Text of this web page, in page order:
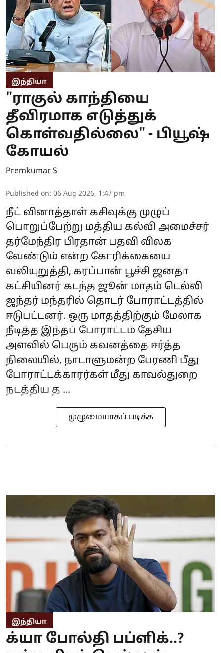
இந்தியா
"ராகுல் காந்தியை
தீவிரமாக எடுத்துக்
கொள்வதில்லை" - பியூஷ்
கோயல்
Premkumar S
Published on: 06 Aug 2026, 1:47 pm
நீட் வினாத்தாள் கசிவுக்கு முழுப்
பொறுப்பேற்று மத்திய கல்வி அமைச்சர்
தர்மேந்திர பிரதான் பதவி விலக
வேண்டும் என்ற கோரிக்கையை
வலியுறுத்தி, கரப்பான் பூச்சி ஜனதா
கட்சியினர் கடந்த ஜூன் மாதம் டெல்லி
ஜந்தர் மந்தரில் தொடர் போராட்டத்தில்
ஈடுபட்டனர். ஒரு மாதத்திற்கும் மேலாக
நீடித்த இந்தப் போராட்டம் தேசிய
அளவில் பெரும் கவனத்தை ஈர்த்த
நிலையில், நாடாளுமன்ற பேரணி மீது
போராட்டக்காரர்கள் மீது காவல்துறை
நடத்திய த ...
முழுமையாகப் படிக்க
இந்தியா
க்யா போல்தி பப்ளிக்..?